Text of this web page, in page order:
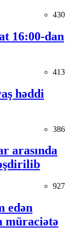
430
16:00-dan
413
həddi
386
arasında
927
edən
müraciətə